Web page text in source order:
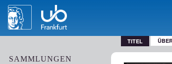
TITEL
SAMMLUNGEN